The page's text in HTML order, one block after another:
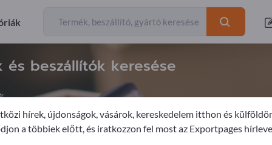
beszállítók keresése
hírek, újdonságok, vásárok, kereskedelem itthon és
a többiek előtt, és iratkozzon fel most az Exportpages